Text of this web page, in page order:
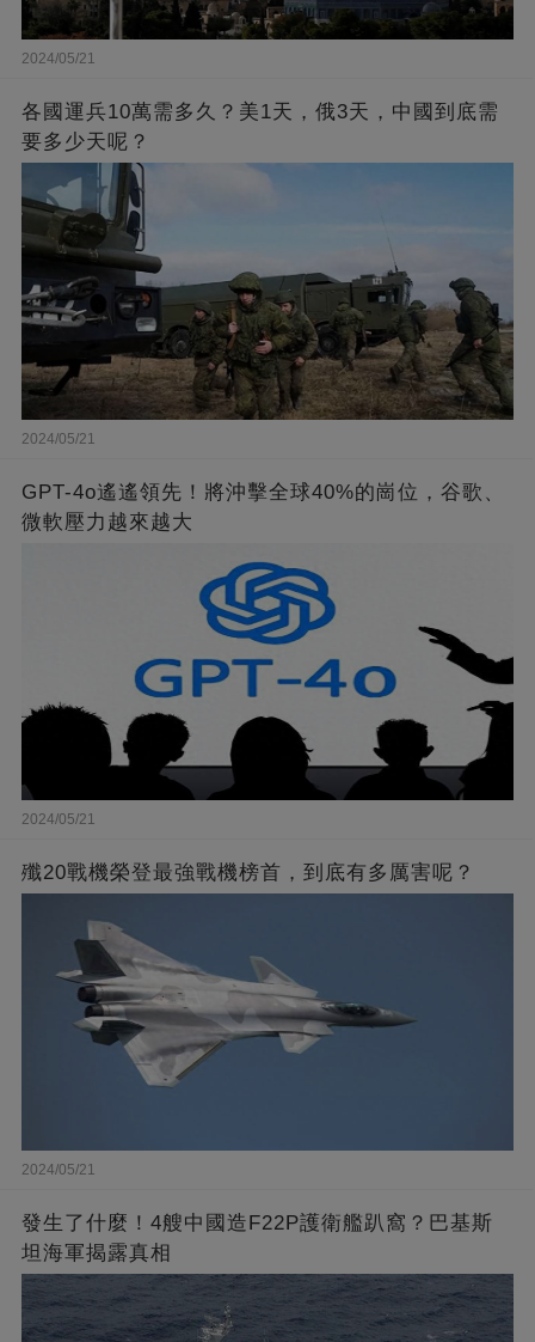
2024/05/21
各國運兵10萬需多久？美1天，俄3天，中國到底需
要多少天呢？
2024/05/21
GPT-4o遙遙領先！將沖擊全球40%的崗位，谷歌、
微軟壓力越來越大
2024/05/21
殲20戰機榮登最強戰機榜首，到底有多厲害呢？
2024/05/21
發生了什麼！4艘中國造F22P護衛艦趴窩？巴基斯
坦海軍揭露真相